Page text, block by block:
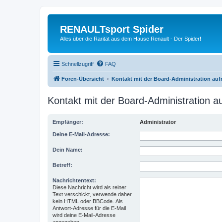
RENAULTsport Spider
Alles über die Rarität aus dem Hause Renault - Der Spider!
Schnellzugriff FAQ
Foren-Übersicht Kontakt mit der Board-Administration
Kontakt mit der Board-Administration
Empfänger: Administrator
Deine E-Mail-Adresse:
Dein Name:
Betreff:
Nachrichtentext:
Diese Nachricht wird als reiner
Text verschickt, verwende daher
kein HTML oder BBCode. Als
Antwort-Adresse für die E-Mail
wird deine E-Mail-Adresse